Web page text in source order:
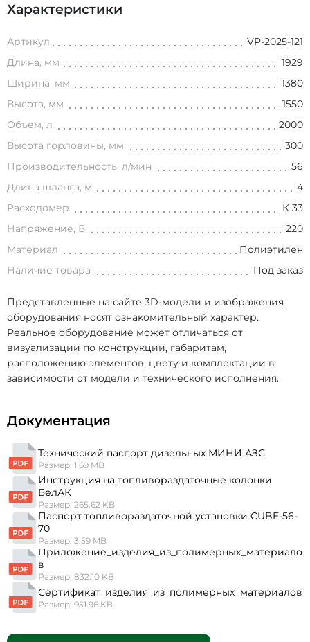
Характеристики
Артикул
VP-2025-121
Длина, мм
1929
Ширина, мм
1380
Высота, мм
1550
Объем, л
2000
Высота горловины, мм
300
Производительность, л/мин
56
Длина шланга, м
4
Расходомер
К 33
Напряжение, В
220
Материал
Полиэтилен
Наличие товара
Под заказ
Представленные на сайте 3D-модели и изображения
оборудования носят ознакомительный характер.
Реальное оборудование может отличаться от
визуализации по конструкции, габаритам,
расположению элементов, цвету и комплектации в
зависимости от модели и технического исполнения.
Документация
Технический паспорт дизельных МИНИ АЗС
Размер: 1.69 MB
Инструкция на топливораздаточные колонки
БелАК
Размер: 265.62 KB
Паспорт топливораздаточной установки CUBE-56-
70
Размер: 3.59 MB
Приложение_изделия_из_полимерных_материало
в
Размер: 832.10 KB
Сертификат_изделия_из_полимерных_материалов
Размер: 951.96 KB